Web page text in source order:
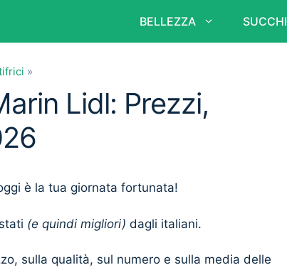
BELLEZZA SUCCHI
»
Lidl: Prezzi,
è la tua giornata fortunata!
(e quindi migliori) dagli italiani.
sulla qualità, sul numero e sulla media delle